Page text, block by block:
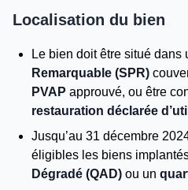
Localisation du bien
Le bien doit être situé dans
Remarquable (SPR)
PVAP approuvé, ou être
restauration déclarée
Jusqu’au 31 décembre
éligibles les biens
Dégradé (QAD) ou un